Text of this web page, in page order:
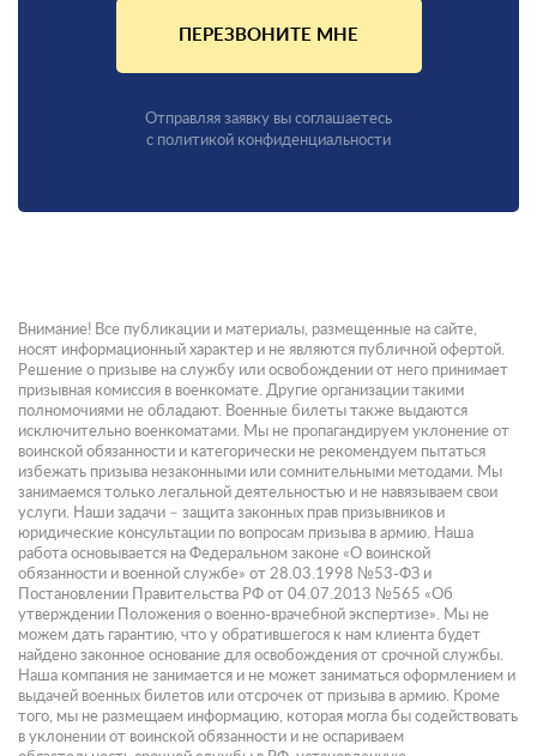
ПЕРЕЗВОНИТЕ МНЕ
Отправляя заявку вы соглашаетесь
с политикой конфиденциальности
Внимание! Все публикации и материалы, размещенные на сайте,
носят информационный характер и не являются публичной офертой.
Решение о призыве на службу или освобождении от него принимает
призывная комиссия в военкомате. Другие организации такими
полномочиями не обладают. Военные билеты также выдаются
исключительно военкоматами. Мы не пропагандируем уклонение от
воинской обязанности и категорически не рекомендуем пытаться
избежать призыва незаконными или сомнительными методами. Мы
занимаемся только легальной деятельностью и не навязываем свои
услуги. Наши задачи – защита законных прав призывников и
юридические консультации по вопросам призыва в армию. Наша
работа основывается на Федеральном законе «О воинской
обязанности и военной службе» от 28.03.1998 №53-ФЗ и
Постановлении Правительства РФ от 04.07.2013 №565 «Об
утверждении Положения о военно-врачебной экспертизе». Мы не
можем дать гарантию, что у обратившегося к нам клиента будет
найдено законное основание для освобождения от срочной службы.
Наша компания не занимается и не может заниматься оформлением и
выдачей военных билетов или отсрочек от призыва в армию. Кроме
того, мы не размещаем информацию, которая могла бы содействовать
в уклонении от воинской обязанности и не оспариваем